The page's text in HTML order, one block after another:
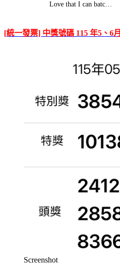
Love that I can batc…
[統一發票] 中獎號碼 115 年5、6月
Screenshot